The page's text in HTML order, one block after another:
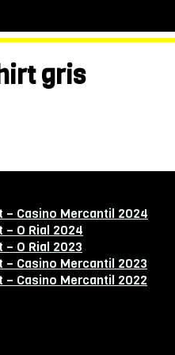
gris
– Casino Mercantil 2024
– O Rial 2024
– O Rial 2023
– Casino Mercantil 2023
– Casino Mercantil 2022